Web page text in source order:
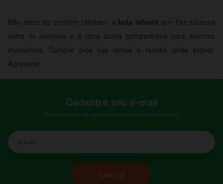
Não deixe de conferir também a bola infantil
que faz sucesso
entre os meninos e é uma ótima companheira para diversos
momentos. Compre pela loja virtual e receba onde estiver.
Aproveite!
Cadastre seu e-mail
E fique por dentro das promoções e novidades da Bumerang!
E-mail